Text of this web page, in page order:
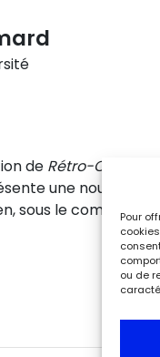
Pour
ou de
de Rétro-Chaos
une nouvelle
sous le